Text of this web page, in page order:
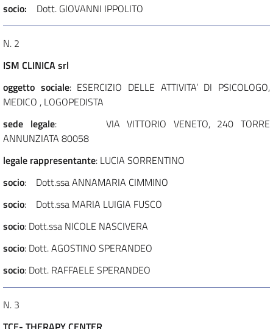
socio: Dott. GIOVANNI IPPOLITO
N. 2
ISM CLINICA srl
oggetto sociale: ESERCIZIO DELLE ATTIVITA’ DI PSICOLOGO,
MEDICO , LOGOPEDISTA
sede legale: VIA VITTORIO VENETO, 240 TORRE
ANNUNZIATA 80058
legale rappresentante: LUCIA SORRENTINO
socio: Dott.ssa ANNAMARIA CIMMINO
socio: Dott.ssa MARIA LUIGIA FUSCO
socio: Dott.ssa NICOLE NASCIVERA
socio: Dott. AGOSTINO SPERANDEO
socio: Dott. RAFFAELE SPERANDEO
N. 3